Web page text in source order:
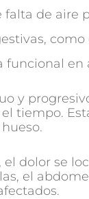
falta de aire
funcional en
y
tiempo.
el dolor se
el